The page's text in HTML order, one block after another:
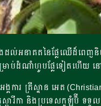
ងដល់អនាគតនៃផ្លែឈើដ៏ពេ
ដំណាំហូបផ្លែទៀតហើយ នៅ
គការ គ្រីស្ទាន អេត
កូស្តារីកា និងប្រទេសកូឡុំប៊ី